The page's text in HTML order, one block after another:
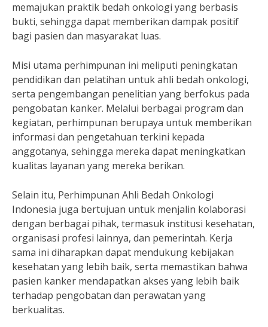
memajukan praktik bedah onkologi yang berbasis
bukti, sehingga dapat memberikan dampak positif
bagi pasien dan masyarakat luas.
Misi utama perhimpunan ini meliputi peningkatan
pendidikan dan pelatihan untuk ahli bedah onkologi,
serta pengembangan penelitian yang berfokus pada
pengobatan kanker. Melalui berbagai program dan
kegiatan, perhimpunan berupaya untuk memberikan
informasi dan pengetahuan terkini kepada
anggotanya, sehingga mereka dapat meningkatkan
kualitas layanan yang mereka berikan.
Selain itu, Perhimpunan Ahli Bedah Onkologi
Indonesia juga bertujuan untuk menjalin kolaborasi
dengan berbagai pihak, termasuk institusi kesehatan,
organisasi profesi lainnya, dan pemerintah. Kerja
sama ini diharapkan dapat mendukung kebijakan
kesehatan yang lebih baik, serta memastikan bahwa
pasien kanker mendapatkan akses yang lebih baik
terhadap pengobatan dan perawatan yang
berkualitas.